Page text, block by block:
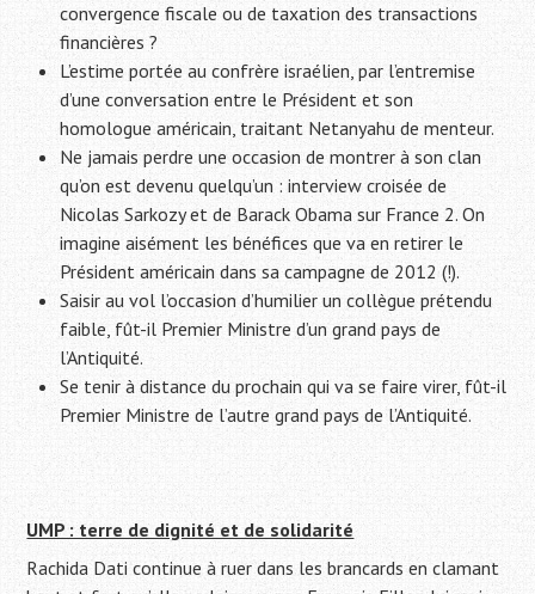
convergence fiscale ou de taxation des transactions
financières ?
L’estime portée au confrère israélien, par l’entremise
d’une conversation entre le Président et son
homologue américain, traitant Netanyahu de menteur.
Ne jamais perdre une occasion de montrer à son clan
qu’on est devenu quelqu’un : interview croisée de
Nicolas Sarkozy et de Barack Obama sur France 2. On
imagine aisément les bénéfices que va en retirer le
Président américain dans sa campagne de 2012 (!).
Saisir au vol l’occasion d’humilier un collègue prétendu
faible, fût-il Premier Ministre d’un grand pays de
l’Antiquité.
Se tenir à distance du prochain qui va se faire virer, fût-il
Premier Ministre de l’autre grand pays de l’Antiquité.
UMP : terre de dignité et de solidarité
Rachida Dati continue à ruer dans les brancards en clamant